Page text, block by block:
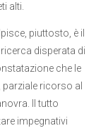
alti.
piuttosto, è il
disperata di
che le
ricorso al
Il tutto
impegnativi